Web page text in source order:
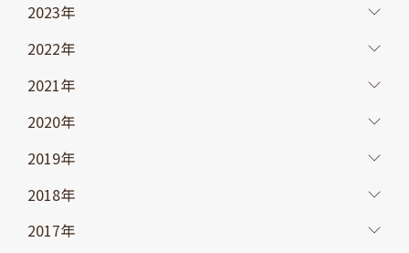
2023年
2022年
2021年
2020年
2019年
2018年
2017年